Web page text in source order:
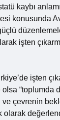
kaybı
konusunda
işten
işten
“toplumda
çevrenin
olarak